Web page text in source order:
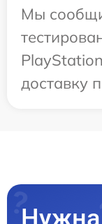
Мы
доставку